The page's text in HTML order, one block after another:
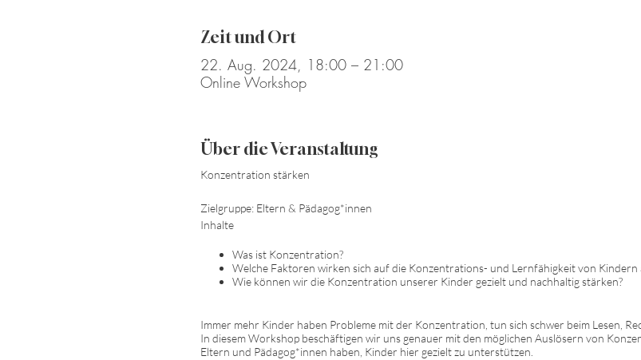
Zeit und Ort
22. Aug. 2024, 18:00 – 21:00
Online Workshop
Über die Veranstaltung
Konzentration stärken
Zielgruppe: Eltern & Pädagog*innen
Inhalte
Was ist Konzentration?
Welche Faktoren wirken sich auf die Konzentrations- und Lernfähigkeit von Kindern
Wie können wir die Konzentration unserer Kinder gezielt und nachhaltig stärken?
Immer mehr Kinder haben Probleme mit der Konzentration, tun sich schwer beim Lesen,
In diesem Workshop beschäftigen wir uns genauer mit den möglichen Auslösern von
Eltern und Pädagog*innen haben, Kinder hier gezielt zu unterstützen.